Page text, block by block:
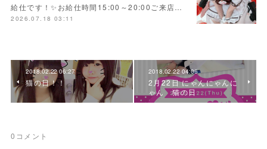
給仕です！✨お給仕時間15:00～20:00ご来店…
2026.07.18 03:11
2018.02.22 06:27
猫の日！！
2018.02.22 04:06
2月22日 にゃんにゃんに
ゃん 猫の日
0 コメント